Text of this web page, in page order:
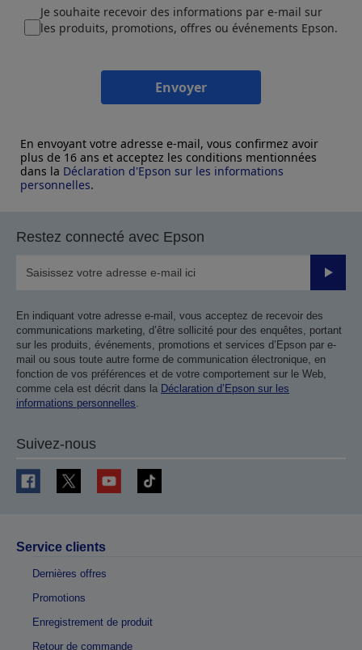
Je souhaite recevoir des informations par e-mail sur
les produits, promotions, offres ou événements Epson.
Envoyer
En envoyant votre adresse e-mail, vous confirmez avoir
plus de 16 ans et acceptez les conditions mentionnées
dans la Déclaration d'Epson sur les informations
personnelles.
Restez connecté avec Epson
Valider
En indiquant votre adresse e-mail, vous acceptez de recevoir des
communications marketing, d’être sollicité pour des enquêtes, portant
sur les produits, événements, promotions et services d’Epson par e-
mail ou sous toute autre forme de communication électronique, en
fonction de vos préférences et de votre comportement sur le Web,
comme cela est décrit dans la Déclaration d’Epson sur les
informations personnelles.
Suivez-nous
Service clients
Dernières offres
Promotions
Enregistrement de produit
Retour de commande